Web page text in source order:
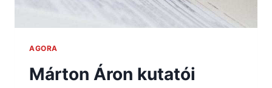
AGORA
Márton Áron kutatói